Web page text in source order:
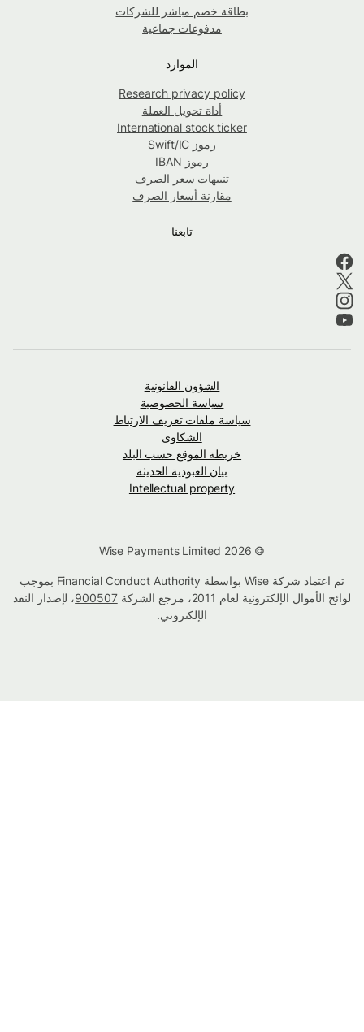
بطاقة خصم مباشر للشركات
مدفوعات جماعية
الموارد
Research privacy policy
أداة تحويل العملة
International stock ticker
رموز Swift/IC
رموز IBAN
تنبيهات سعر الصرف
مقارنة أسعار الصرف
تابعنا
الشؤون القانونية
سياسة الخصوصية
سياسة ملفات تعريف الارتباط
الشكاوى
خريطة الموقع حسب البلد
بيان العبودية الحديثة
Intellectual property
تم اعتماد شركة Wise بواسطة Financial Conduct Authority بموجب
لوائح الأموال الإلكترونية لعام 2011، مرجع الشركة
900507، لإصدار النقد
الإلكتروني.